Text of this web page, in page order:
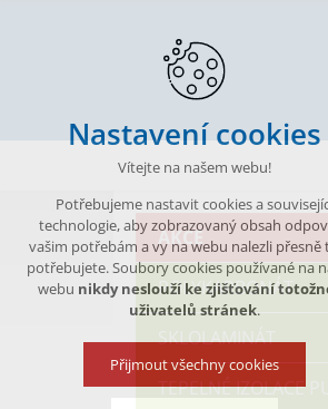
Katalog OKAPOVÉ
AKCE
POLYKARBONÁT
SKLOLAMINÁT
TEPELNÉ IZOLACE
Nastavení cookies
Vítejte na našem webu!
Potřebujeme nastavit cookies a
technologie, aby zobrazovaný obsah
vašim potřebám a vy na webu nalezli přesně
potřebujete. Soubory cookies používané na
webu nikdy neslouží ke zjišťování
uživatelů stránek.
Přijmout všechny cookies